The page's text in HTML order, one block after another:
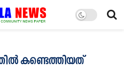
കണ്ടെത്തിയത്